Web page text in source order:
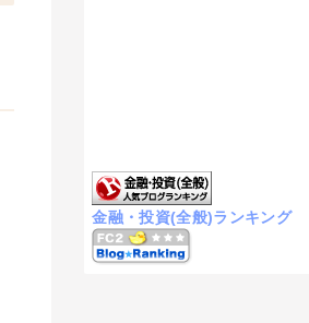
金融・投資(全般)ランキング